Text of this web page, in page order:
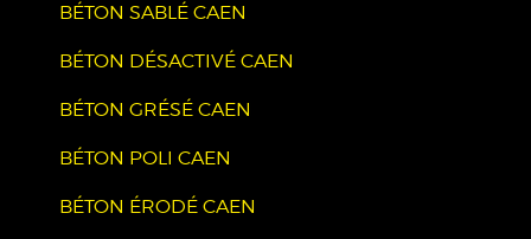
BÉTON SABLÉ CAEN
BÉTON DÉSACTIVÉ CAEN
BÉTON GRÉSÉ CAEN
BÉTON POLI CAEN
BÉTON ÉRODÉ CAEN